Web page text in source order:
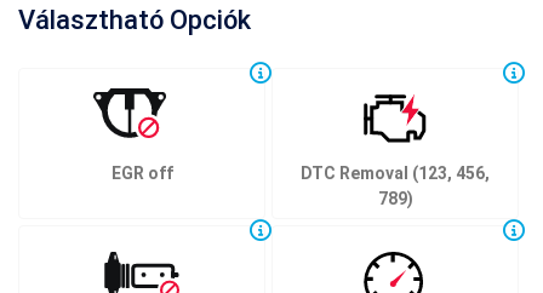
Választható Opciók
EGR off
DTC Removal (123, 456,
789)